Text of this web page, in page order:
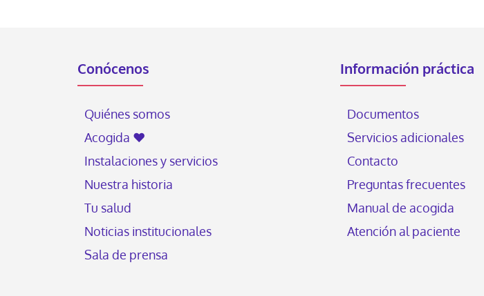
Conócenos
Quiénes somos
Acogida ♥
Instalaciones y servicios
Nuestra historia
Tu salud
Noticias institucionales
Sala de prensa
Información práctica
Documentos
Servicios adicionales
Contacto
Preguntas frecuentes
Manual de acogida
Atención al paciente